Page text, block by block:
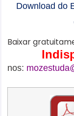
Download do
Baixar
nos: